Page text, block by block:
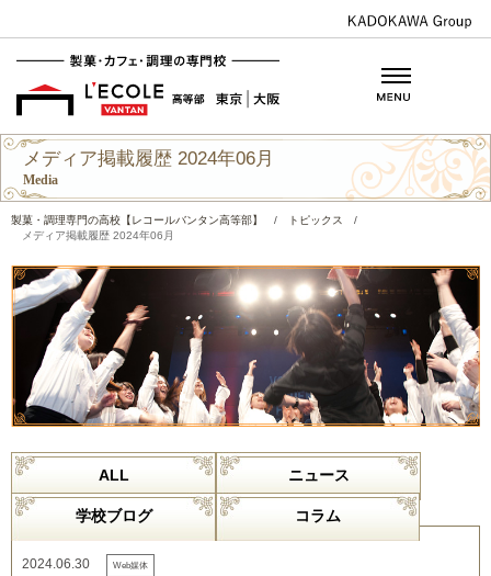
メディア掲載履歴 2024年06月
Media
製菓・調理専門の高校【レコールバンタン高等部】 / トピックス
/
メディア掲載履歴 2024年06月
ALL ニュース
学校ブログ コラム
2024.06.30 Web媒体